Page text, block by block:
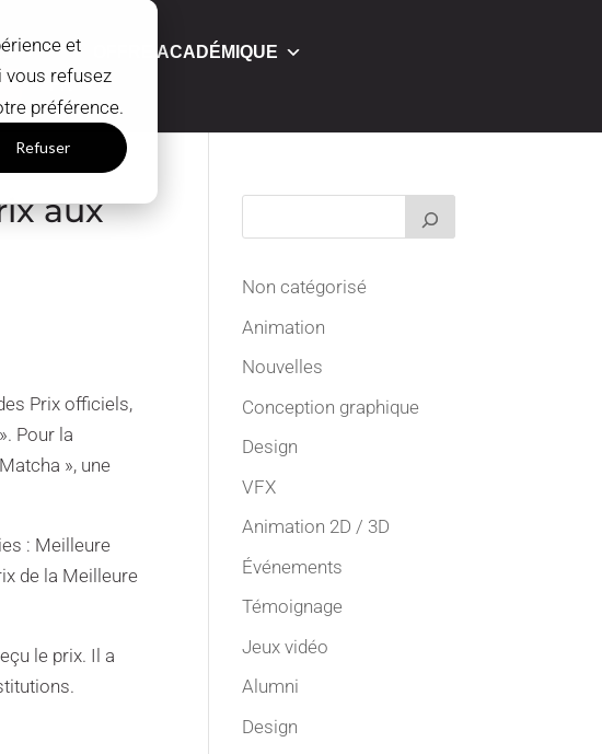
et
vous refusez
préférence.
Refuser
OFFRE ACADÉMIQUE
FR
aux
Prix officiels,
Pour la
», une
: Meilleure
de la Meilleure
le prix. Il a
Non catégorisé
Animation
Nouvelles
Conception graphique
Design
VFX
Animation 2D / 3D
Événements
Témoignage
Jeux vidéo
Alumni
Design